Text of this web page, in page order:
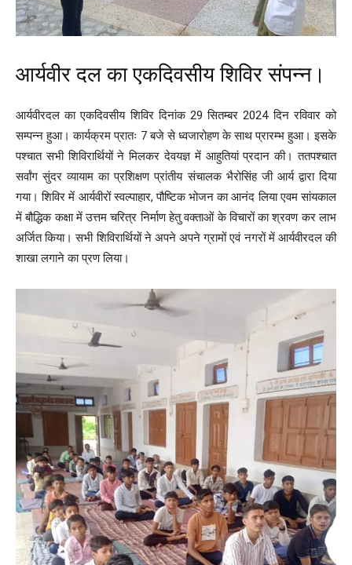
आर्यवीर दल का एकदिवसीय शिविर संपन्न।
आर्यवीरदल का एकदिवसीय शिविर दिनांक 29 सितम्बर 2024 दिन रविवार को
सम्पन्न हुआ। कार्यक्रम प्रातः 7 बजे से ध्वजारोहण के साथ प्रारम्भ हुआ। इसके
पश्चात सभी शिविरार्थियों ने मिलकर देवयज्ञ में आहुतियां प्रदान की। ततपश्चात
सर्वांग सुंदर व्यायाम का प्रशिक्षण प्रांतीय संचालक भैरोसिंह जी आर्य द्वारा दिया
गया। शिविर में आर्यवीरों स्वल्पाहार, पौष्टिक भोजन का आनंद लिया एवम सांयकाल
में बौद्धिक कक्षा में उत्तम चरित्र निर्माण हेतु वक्ताओं के विचारों का श्रवण कर लाभ
अर्जित किया। सभी शिविरार्थियों ने अपने अपने ग्रामों एवं नगरों में आर्यवीरदल की
शाखा लगाने का प्रण लिया।